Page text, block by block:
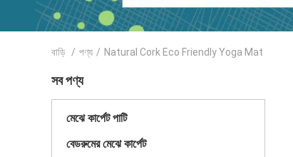
বাড়ি / পণ্য / Natural Cork Eco Friendly Yoga Mat
সব পণ্য
মেঝে কার্পেট পাটি
বেডরুমের মেঝে কার্পেট